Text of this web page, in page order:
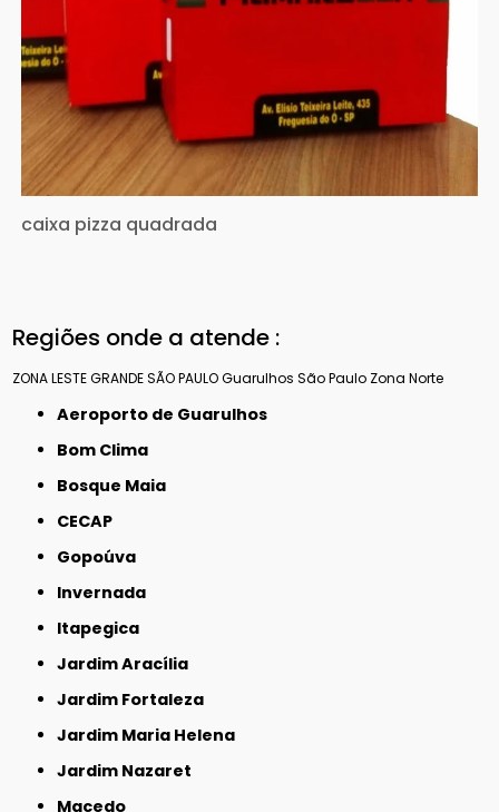
caixa pizza quadrada
Regiões onde a atende :
ZONA LESTEGRANDE SÃO PAULOGuarulhos São Paulo Zona Norte
Aeroporto de Guarulhos
Bom Clima
Bosque Maia
CECAP
Gopoúva
Invernada
Itapegica
Jardim Aracília
Jardim Fortaleza
Jardim Maria Helena
Jardim Nazaret
Macedo